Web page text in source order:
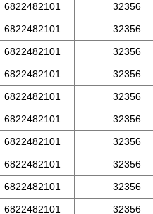
6822482101
32356
6822482101
32356
6822482101
32356
6822482101
32356
6822482101
32356
6822482101
32356
6822482101
32356
6822482101
32356
6822482101
32356
6822482101
32356